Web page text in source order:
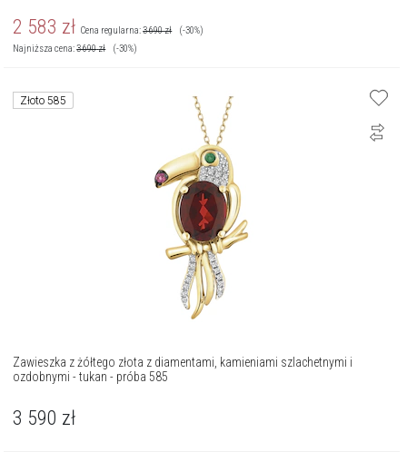
2 583 zł Cena regularna:3 690zł
(-30%)
Najniższa cena:3 690zł (-30%)
Złoto 585
Zawieszka z żółtego złota z diamentami, kamieniami szlachetnymi i
ozdobnymi - tukan - próba 585
3 590 zł